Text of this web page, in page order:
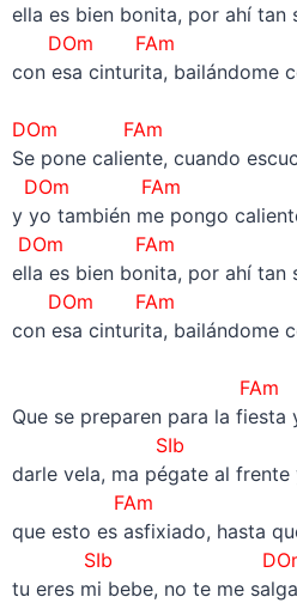
ella es bien bonita, por ahí tan
DOm FAm
con esa cinturita, bailándome
DOm
FAm
Se pone caliente, cuando
DOm FAm
y yo también me pongo
DOm FAm
ella es bien bonita, por ahí tan
DOm FAm
con esa cinturita, bailándome
FAm
Que se preparen para la fiesta
SIb
darle vela, ma pégate al frente
FAm
que esto es asfixiado, hasta
SIb
tu eres mi bebe, no te me